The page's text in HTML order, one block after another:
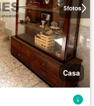
5fotos
Casa